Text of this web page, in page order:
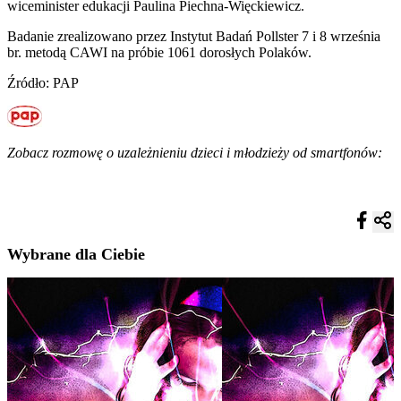
wiceminister edukacji Paulina Piechna-Więckiewicz.
Badanie zrealizowano przez Instytut Badań Pollster 7 i 8 września
br. metodą CAWI na próbie 1061 dorosłych Polaków.
Źródło: PAP
Zobacz rozmowę o uzależnieniu dzieci i młodzieży od smartfonów:
Wybrane dla Ciebie